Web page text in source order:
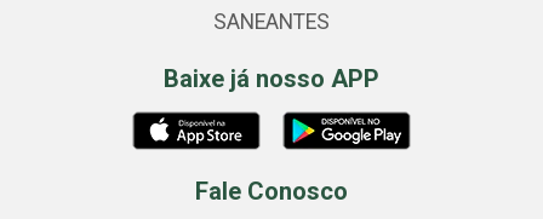
SANEANTES
Baixe já nosso APP
Fale Conosco